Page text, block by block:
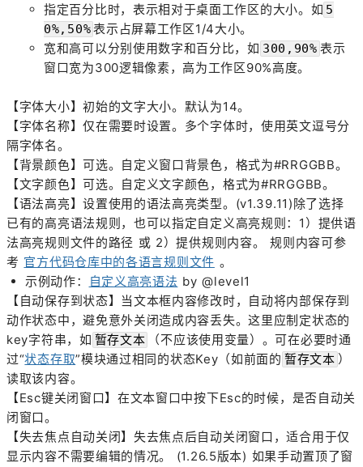
指定百分比时，表示相对于桌面工作区的大小。如 5
0%,50%表示占屏幕工作区1/4大小。
宽和高可以分别使用数字和百分比，如 300,90% 表示
窗口宽为300逻辑像素，高为工作区90%高度。
【字体大小】初始的文字大小。默认为14。
【字体名称】仅在需要时设置。多个字体时，使用英文逗号分
隔字体名。
【背景颜色】可选。自定义窗口背景色，格式为#RRGGBB。
【文字颜色】可选。自定义文字颜色，格式为#RRGGBB。
【语法高亮】设置使用的语法高亮类型。(v1.39.11)除了选择
已有的高亮语法规则，也可以指定自定义高亮规则：1）提供语
法高亮规则文件的路径 或 2）提供规则内容。 规则内容可参
考 官方代码仓库中的各语言规则文件 。
示例动作：
自定义高亮语法 by @level1
【自动保存到状态】当文本框内容修改时，自动将内部保存到
动作状态中，避免意外关闭造成内容丢失。这里应制定状态的
key字符串，如 暂存文本
（不应该使用变量）。可在必要时通
过“状态存取”模块通过相同的状态Key（如前面的 暂存文本 ）
读取该内容。
【Esc键关闭窗口】在文本窗口中按下Esc的时候，是否自动关
闭窗口。
【失去焦点自动关闭】失去焦点后自动关闭窗口，适合用于仅
显示内容不需要编辑的情况。 (1.26.5版本) 如果手动置顶了窗